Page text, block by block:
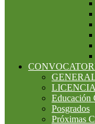
Educación
Posgrados
Próximas